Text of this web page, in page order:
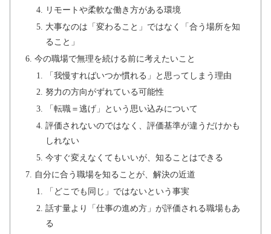
リモートや柔軟な働き方がある環境
大事なのは「変わること」ではなく「合う場所を知
ること」
今の職場で無理を続ける前に考えたいこと
「我慢すればいつか慣れる」と思ってしまう理由
努力の方向がずれている可能性
「転職＝逃げ」という思い込みについて
評価されないのではなく、評価基準が違うだけかも
しれない
今すぐ変えなくてもいいが、知ることはできる
自分に合う職場を知ることが、解決の近道
「どこでも同じ」ではないという事実
話す量より「仕事の進め方」が評価される職場もあ
る